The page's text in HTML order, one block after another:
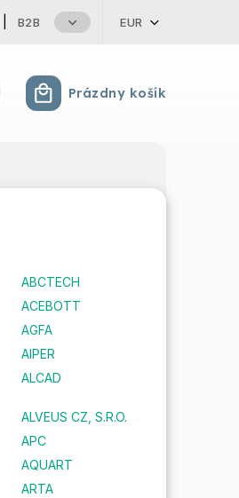
B2B EUR
Nákupný košík
Prázdny košík
ABCTECH
ACEBOTT
AGFA
AIPER
ALCAD
ALVEUS CZ, S.R.O.
APC
AQUART
ARTA